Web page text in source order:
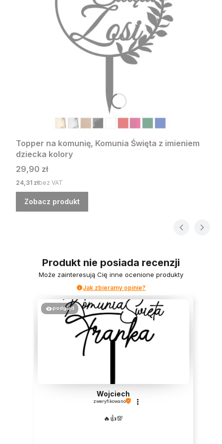
Topper na komunię, Komunia Święta z imieniem
dziecka kolory
Cena
29,90 zł
Cena
24,31 złbez VAT
Zobacz produkt
Produkt nie posiada recenzji
Może zainteresują Cię inne ocenione produkty
Jak zbieramy opinie?
podgląd
Wojciech
zweryfikowano
🔥👍️💯